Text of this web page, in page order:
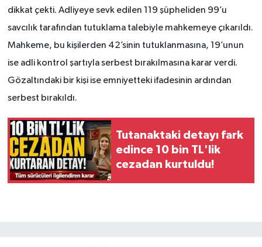
dikkat çekti. Adliyeye sevk edilen 119 şüpheliden 99’u
savcılık tarafından tutuklama talebiyle mahkemeye çıkarıldı.
Mahkeme, bu kişilerden 42’sinin tutuklanmasına, 19’unun
ise adli kontrol şartıyla serbest bırakılmasına karar verdi.
Gözaltındaki bir kişi ise emniyetteki ifadesinin ardından
serbest bırakıldı.
Tutanaktaki detayı fark
edince 10 bin TL'lik
cezadan kurtuldu!